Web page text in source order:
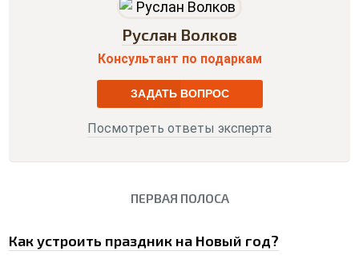
Руслан Волков
Консультант по подаркам
ЗАДАТЬ ВОПРОС
Посмотреть ответы эксперта
ПЕРВАЯ ПОЛОСА
Как устроить праздник на Новый год?